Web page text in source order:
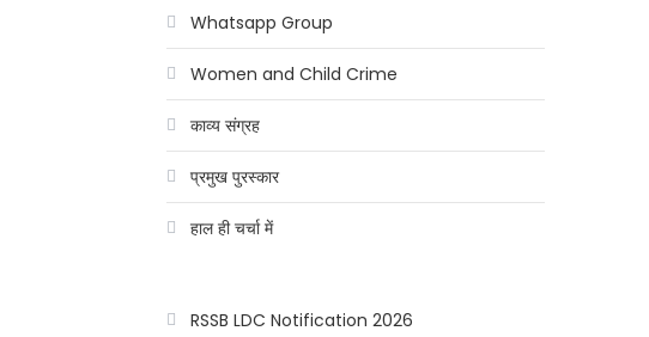
Whatsapp Group
Women and Child Crime
काव्य संग्रह
प्रमुख पुरस्कार
हाल ही चर्चा में
RSSB LDC Notification 2026